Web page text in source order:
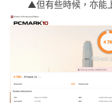
▲但有些時候，亦能